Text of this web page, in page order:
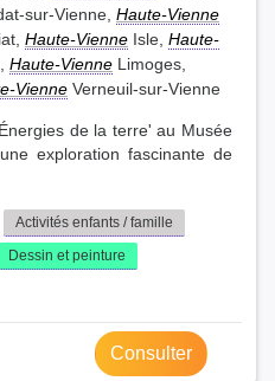
sur-Vienne, Haute-Vienne
Haute-Vienne Isle, Haute-
Haute-Vienne Limoges,
Vienne Verneuil-sur-Vienne
de la terre' au Musée
exploration fascinante de
Activités enfants / famille
Dessin et peinture
Consulter